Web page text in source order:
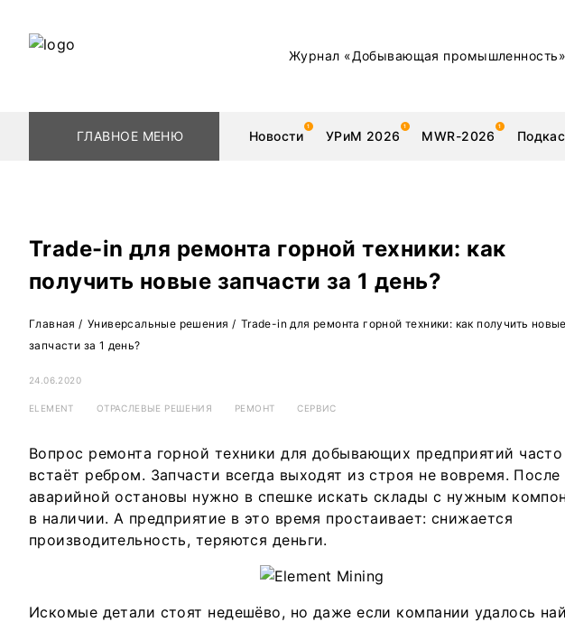
Журнал «Добывающая промышленность»
ГЛАВНОЕ МЕНЮ Новости УРиМ 2026 MWR-2026
Добыча
Trade-in для ремонта горной техники: как
получить новые запчасти за 1 день?
Главная / Универсальные решения / Trade-in для ремонта горной техники: как получить новые
запчасти за 1 день?
24.06.2020
ELEMENT ОТРАСЛЕВЫЕ РЕШЕНИЯ РЕМОНТ СЕРВИС
Вопрос ремонта горной техники для добывающих предприятий часто
встаёт ребром. Запчасти всегда выходят из строя не вовремя. После
аварийной остановы нужно в спешке искать склады с нужным
в наличии. А предприятие в это время простаивает: снижается
производительность, теряются деньги.
Искомые детали стоят недешёво, но даже если компании удалось